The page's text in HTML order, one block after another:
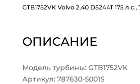
GTB1752VK Volvo 2,40 D5244T 175 л.с.,
ОПИСАНИЕ
Модель турбины: GTB1752VK
Артикул: 787630-5001S